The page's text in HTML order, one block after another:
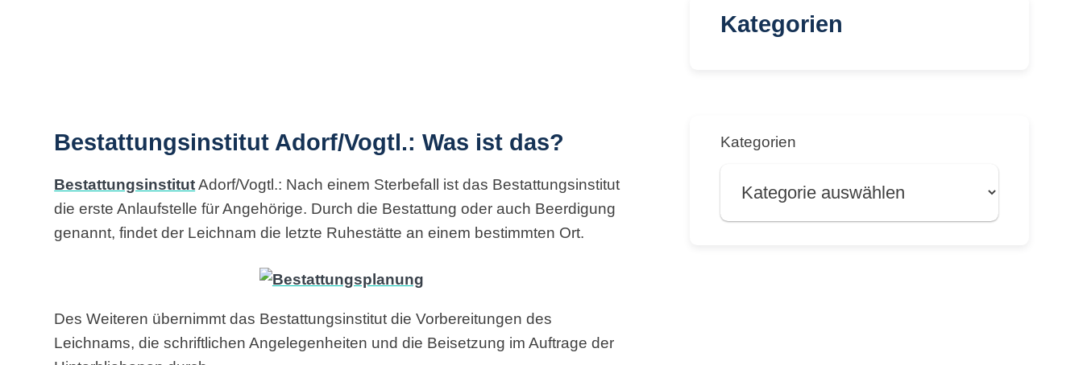
Bestattungsinstitut Adorf/Vogtl.: Was ist das?
BestattungsinstitutAdorf/Vogtl.: Nach einem Sterbefall ist das Bestattungsinstitut
die erste Anlaufstelle für Angehörige. Durch die Bestattung oder auch Beerdigung
genannt, findet der Leichnam die letzte Ruhestätte an einem bestimmten Ort.
Des Weiteren übernimmt das Bestattungsinstitut die Vorbereitungen des
Leichnams, die schriftlichen Angelegenheiten und die Beisetzung im Auftrage der
Kategorien
Kategorien